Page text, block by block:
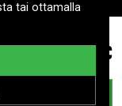
31,99 €
tai ottamalla